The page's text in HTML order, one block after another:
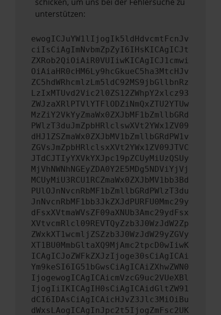
unterstützen:
ewogICJuYW1lIjogIk5ldHdvcmtFcnJv
ciIsCiAgImNvbmZpZyI6IHsKICAgICJt
ZXRob2QiOiAiR0VUIiwKICAgICJ1cmwi
OiAiaHR0cHM6Ly9hcGkueC5ha3MtcHJv
ZC5hdWRhcmlzLm5ldC92MS9jbGllbnRz
LzIxMTUvd2Vic2l0ZS12ZWhpY2xlcz93
ZWJzaXRlPTVlYTFlODZiNmQxZTU2YTUw
MzZiY2VkYyZmaWx0ZXJbMF1bZmllbGRd
PWlzT3duJmZpbHRlclswXVt2YWx1ZV09
dHJ1ZSZmaWx0ZXJbMV1bZmllbGRdPW1v
ZGVsJmZpbHRlclsxXVt2YWx1ZV09JTVC
JTdCJTIyYXVkYXJpc19pZCUyMiUzQSUy
MjVhNWNhNGEyZDA0Y2E5MDg5NDViYjVj
MCUyMiU3RCU1RCZmaWx0ZXJbMV1bb3Bd
PUlOJnNvcnRbMF1bZmllbGRdPWlzT3du
JnNvcnRbMF1bb3JkZXJdPURFU0Mmc29y
dFsxXVtmaWVsZF09aXNUb3Amc29ydFsx
XVtvcmRlcl09REVTQyZzb3J0WzJdW2Zp
ZWxkXT1wcmljZSZzb3J0WzJdW29yZGVy
XT1BU0MmbGltaXQ9MjAmc2tpcD0wIiwK
ICAgICJoZWFkZXJzIjoge30sCiAgICAi
Ym9keSI6IG51bGwsCiAgICAiZXhwZWN0
IjogewogICAgICAicmVzcG9uc2VUeXBl
IjogIiIKICAgIH0sCiAgICAidGltZW91
dCI6IDAsCiAgICAicHJvZ3Jlc3MiOiBu
dWxsLAogICAgInJpc2t5IjogZmFsc2UK